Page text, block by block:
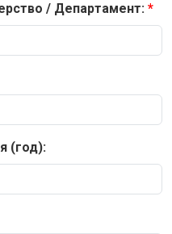
/ Департамент:
(год):